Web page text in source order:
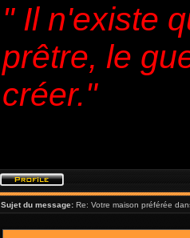
" Il n'existe
prêtre, le
créer."
Sujet du message: Re: Votre maison préférée